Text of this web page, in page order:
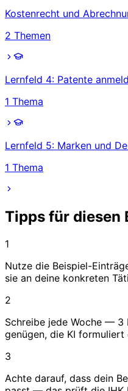
Kostenrecht und
2 Themen
Lernfeld 4: Patente
1 Thema
Lernfeld 5: Marken und
1 Thema
Tipps für diesen
1
Nutze die Beispiel-
sie an deine konkreten
2
Schreibe jede Woche — 3
genügen, die KI formuliert
3
Achte darauf, dass dein